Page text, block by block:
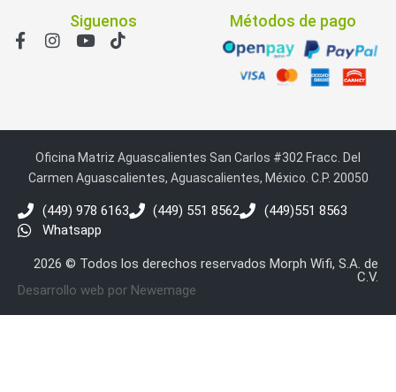
Siguenos Métodos de pago
Oficina Matriz Aguascalientes San Carlos #302 Fracc. Del
Carmen Aguascalientes, Aguascalientes, México. C.P. 20050
(449) 978 6163 (449) 551 8562
(449)551 8563
Whatsapp
2026 © Todos los derechos reservados Morph Wifi, S.A. de
C.V.
Desarrollo web por Newemage